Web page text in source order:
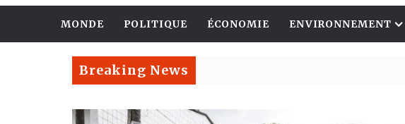
MONDE POLITIQUE ÉCONOMIE ENVIRONNEMENT
Breaking News